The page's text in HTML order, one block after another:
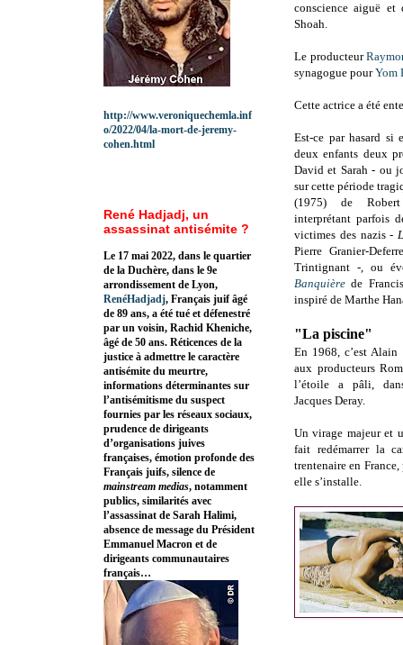
conscience aiguë et
Shoah.
Le producteur
synagogue pourYom
Cette actrice a été
Est-ce par hasard si
deux enfants deux
David et Sarah - ou
sur cette période
(1975) de
interprétant parfois
victimes des nazis -
Pierre Granier-
Trintignant -, ou
Banquière de
inspiré de Marthe
"La piscine"
En 1968, c’est
aux producteurs
l’étoile a pâli,
Jacques Deray.
Un virage majeur et
fait redémarrer la
trentenaire en
elle s’installe.
http://www.veroniquechemla.inf
o/2022/04/la-mort-de-jeremy-
cohen.html
René Hadjadj, un
assassinat antisémite ?
Le 17 mai 2022, dans le quartier
de la Duchère, dans le 9e
arrondissement de Lyon,
RenéHadjadj, Français juif âgé
de 89 ans, a été tué et défenestré
par un voisin, Rachid Kheniche,
âgé de 50 ans. Réticences de la
justice à admettre le caractère
antisémite du meurtre,
informations déterminantes sur
l’antisémitisme du suspect
fournies par les réseaux sociaux,
prudence de dirigeants
d’organisations juives
françaises, émotion profonde des
Français juifs, silence de
mainstream medias, notamment
publics, similarités avec
l’assassinat de Sarah Halimi,
absence de message du Président
Emmanuel Macron et de
dirigeants communautaires
français…